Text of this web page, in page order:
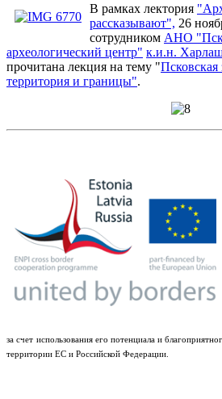
В рамках лектория
рассказывают", 26
сотрудником АНО
археологический центр" к.и.н.
прочитана лекция на тему "
территория и границы".
за счет использования его потенциала и
территории ЕС и Российской Федерации.